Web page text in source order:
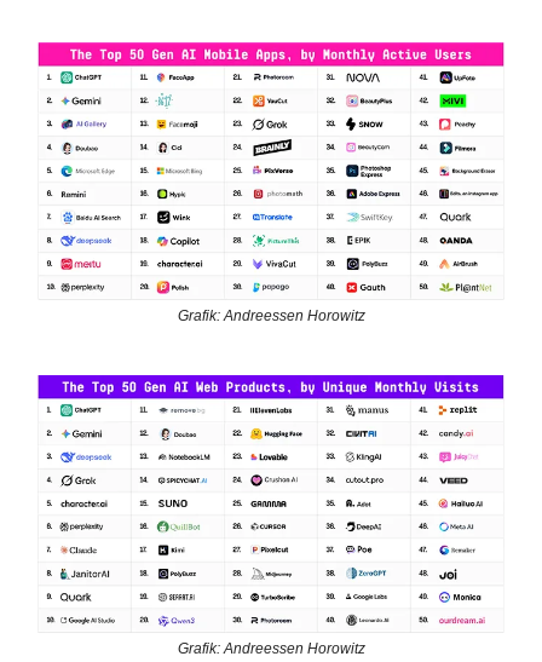
Grafik: Andreessen Horowitz
Grafik: Andreessen Horowitz